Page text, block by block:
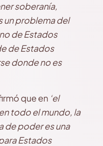
soberanía,
un problema del
de Estados
de Estados
donde no es
que en ‘el
todo el mundo, la
de poder es una
Estados